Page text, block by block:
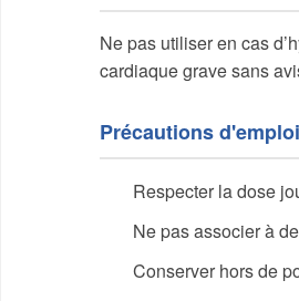
Ne pas utiliser en cas
cardiaque grave sans
Précautions d'emploi
Respecter la dose
Ne pas associer à
Conserver hors de